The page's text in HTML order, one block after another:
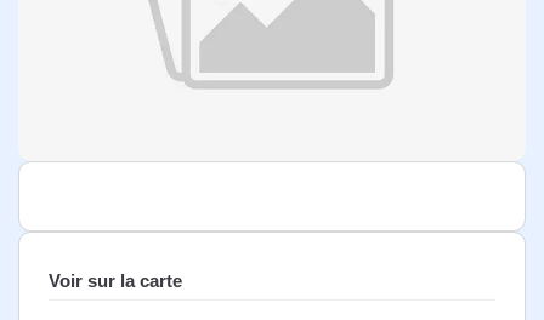
Voir sur la carte